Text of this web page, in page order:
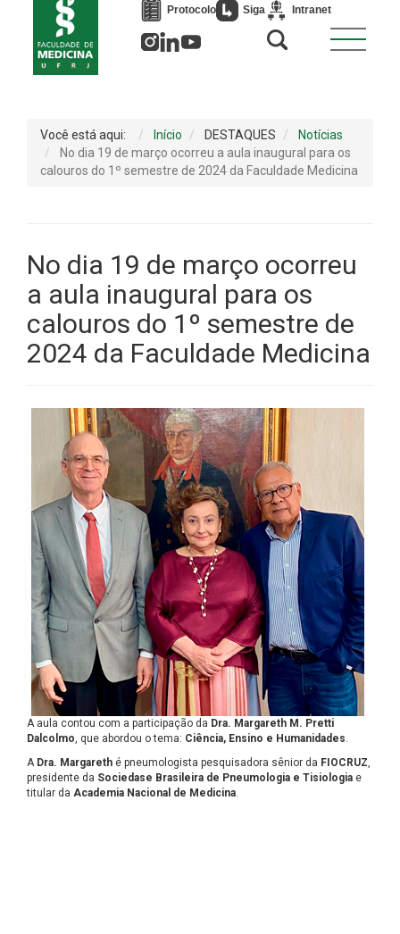
PARA
Protocolo Siga Intranet
Você está aqui: Início DESTAQUES
Notícias
No dia 19 de março ocorreu a aula inaugural para os
calouros do 1º semestre de 2024 da Faculdade Medicina
No dia 19 de março ocorreu
a aula inaugural para os
calouros do 1º semestre de
2024 da Faculdade Medicina
A aula contou com a participação da Dra. Margareth M. Pretti
Dalcolmo, que abordou o tema: Ciência, Ensino e Humanidades.
A Dra. Margareth é pneumologista pesquisadora sênior da FIOCRUZ,
presidente da Sociedase Brasileira de Pneumologia e Tisiologia e
titular da Academia Nacional de Medicina.